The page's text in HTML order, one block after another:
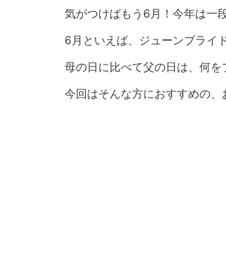
気がつけばもう6月！今年は一
6月といえば、ジューンブライ
母の日に比べて父の日は、何を
今回はそんな方におすすめの、